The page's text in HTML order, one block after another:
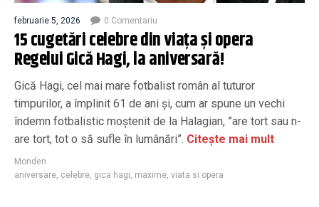
februarie 5, 2026 0 Comentariu
15 cugetări celebre din viața și opera
Regelui Gică Hagi, la aniversară!
Gică Hagi, cel mai mare fotbalist român al tuturor
timpurilor, a împlinit 61 de ani și, cum ar spune un vechi
îndemn fotbalistic moștenit de la Halagian, ”are tort sau n-
are tort, tot o să sufle în lumânări”. Citește mai mult
Monden
aniversare, celebre, gica hagi, maxime, viata si opera